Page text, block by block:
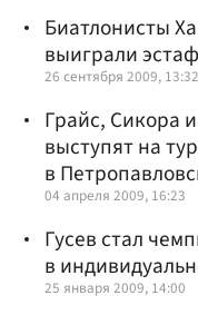
Биатлонисты
выиграли
26 сентября 2009, 13:32
Грайс, Сикора
выступят на
в
04 апреля 2009, 16:23
Гусев стал
в
25 января 2009, 14:00